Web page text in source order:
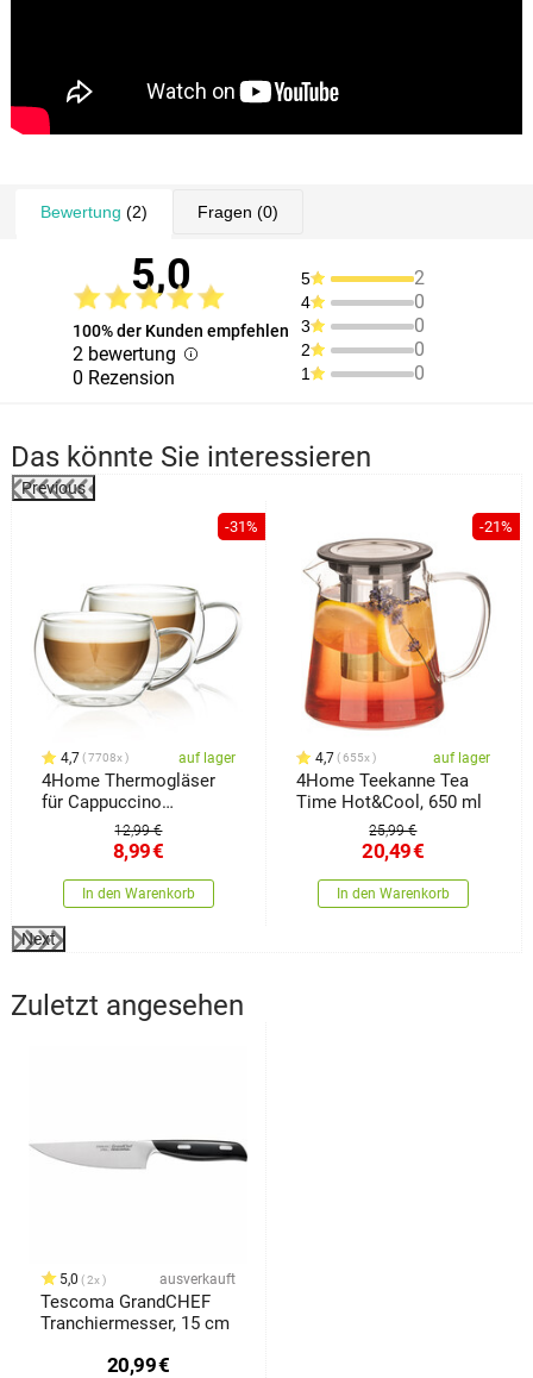
Bewertung (2) Fragen (0)
5,0
100% der Kunden empfehlen
2 bewertung
0 Rezension
5 2
4 0
3 0
2 0
1 0
Das könnte Sie interessieren
Previous
-31%
4,7 7708x auf lager
4Home Thermogläser
für Cappuccino
Hot&Cool 280 ml, 2
12,99 €
8,99€
In den Warenkorb
-21%
4,7 655x auf lager
4Home Teekanne Tea
Time Hot&Cool, 650 ml
25,99 €
20,49€
In den Warenkorb
Next
Zuletzt angesehen
5,0 2x ausverkauft
Tescoma GrandCHEF
Tranchiermesser, 15 cm
20,99€